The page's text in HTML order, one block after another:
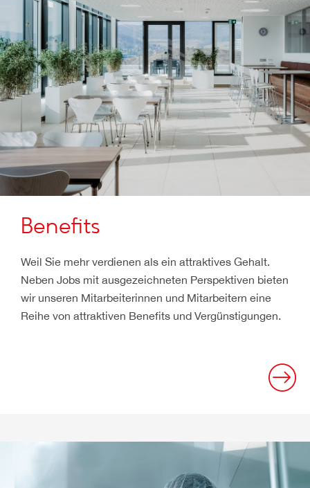
Benefits
Weil Sie mehr verdienen als ein attraktives Gehalt.
Neben Jobs mit ausgezeichneten Perspektiven bieten
wir unseren Mitarbeiterinnen und Mitarbeitern eine
Reihe von attraktiven Benefits und Vergünstigungen.